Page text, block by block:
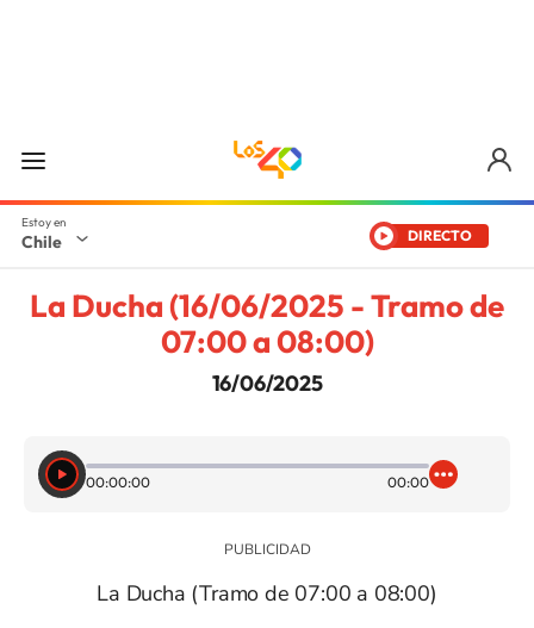
Chile DIRECTO
La Ducha (16/06/2025 - Tramo de
07:00 a 08:00)
16/06/2025
00:00:00 00:00
La Ducha (Tramo de 07:00 a 08:00)